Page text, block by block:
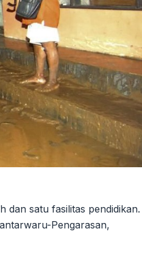
dan satu fasilitas pendidikan.
Pengarasan,